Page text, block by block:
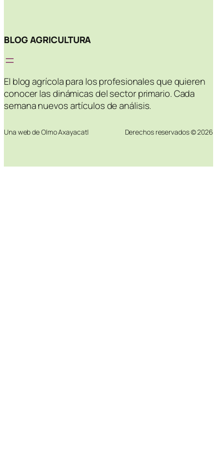
BLOG AGRICULTURA
El blog agrícola para los profesionales que quieren
conocer las dinámicas del sector primario. Cada
semana nuevos artículos de análisis.
Una web de Olmo Axayacatl Derechos reservados © 2026